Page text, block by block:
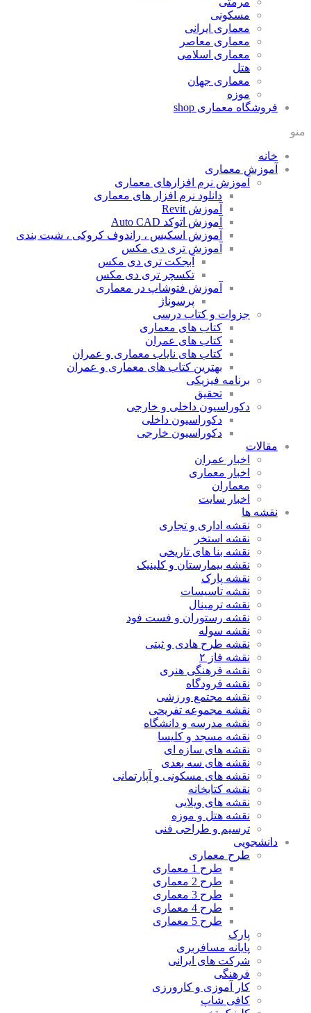
مسکونی
معماری ایرانی
معماری معاصر
معماری اسلامی
هتل
معماری جهان
موزه
فروشگاه معماری shop
منو
خانه
آموزش معماری
آموزش نرم افزارهای معماری
دانلود نرم افزار های معماری
آموزش Revit
آموزش اتوکد Auto CAD
آموزش اسکیس ، راندوف کروکی ، شیت بندی
آموزش تری دی مکس
آبجکت تری دی مکس
تکسچر تری دی مکس
آموزش فتوشاپ در معماری
پرسوناژ
جزوات و کتاب درسی
کتاب های معماری
کتاب های عمران
کتاب های نایاب معماری و عمران
بهترین کتاب های معماری و عمران
برنامه فیزیکی
تحقیق
دکوراسیون داخلی و خارجی
دکوراسیون داخلی
دکوراسیون خارجی
مقالات
اخبار عمران
اخبار معماری
معماران
اخبار سایت
نقشه ها
نقشه اداری و تجاری
نقشه استخر
نقشه بنا های تاریخی
نقشه بیمارستان و کلینیک
نقشه پارک
نقشه تاسیسات
نقشه ترمینال
نقشه رستوران و فست فود
نقشه سوله
نقشه طرح هادی و ثبتی
نقشه فاز ۲
نقشه فرهنگی هنری
نقشه فرودگاه
نقشه مجتمع ورزشی
نقشه مجموعه تفریحی
نقشه مدرسه و دانشگاه
نقشه مسجد و کلیسا
نقشه های سازه ای
نقشه های سه بعدی
نقشه های مسکونی و آپارتمانی
نقشه کتابخانه
نقشه های ویلایی
نقشه هتل و موزه
ترسیم و طراحی فنی
دانشجویی
طرح معماری
طرح 1 معماری
طرح 2 معماری
طرح 3 معماری
طرح 4 معماری
طرح 5 معماری
پارک
پایانه مسافربری
شرکت های ایرانی
فرهنگی
کار آموزی و کارورزی
کافی شاپ